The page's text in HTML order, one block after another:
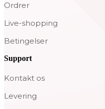
Ordrer
Live-shopping
Betingelser
Support
Kontakt os
Levering